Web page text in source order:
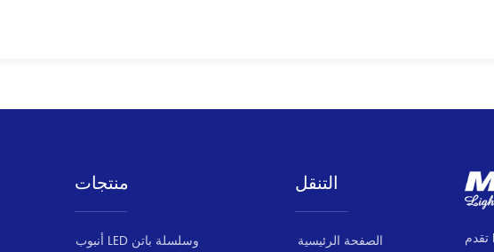
منتجات
أنبوب LED وسلسلة باتن
التنقل
الصفحة الرئيسية
تقدم MILANLUX مجموعة منتجات متسقة وموثوقة